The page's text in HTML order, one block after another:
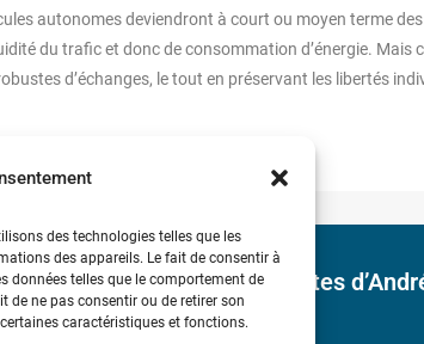
des technologies telles que les
des appareils. Le fait de consentir à
données telles que le comportement de
de ne pas consentir ou de retirer son
caractéristiques et fonctions.
autonomes deviendront à court ou moyen terme
du trafic et donc de consommation d’énergie.
d’échanges, le tout en préservant les libertés
Bicentenaire des découvertes
Ampère